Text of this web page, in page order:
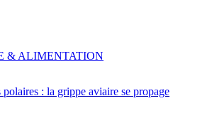
: la grippe aviaire se propage
& ALIMENTATION